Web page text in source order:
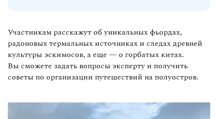
Участникам расскажут об уникальных фьордах,
радоновых термальных источниках и следах древней
культуры эскимосов, а еще — о горбатых китах.
Вы сможете задать вопросы эксперту и получить
советы по организации путешествий на полуостров.